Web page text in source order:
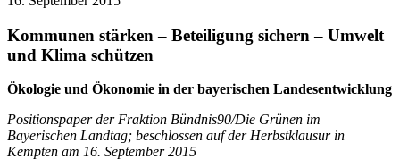
Kommunen stärken – Beteiligung sichern – Umwelt
und Klima schützen
Ökologie und Ökonomie in der bayerischen Landesentwicklung
Positionspaper der Fraktion Bündnis90/Die Grünen im
Bayerischen Landtag; beschlossen auf der Herbstklausur in
Kempten am 16. September 2015